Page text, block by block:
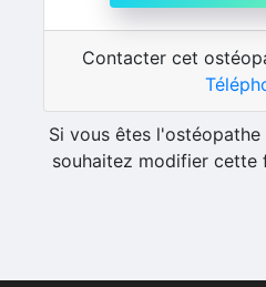
Contacter cet
Si vous êtes
souhaitez modifier cette